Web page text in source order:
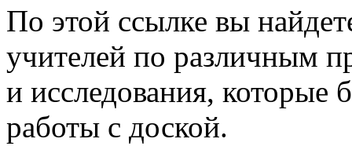
По этой ссылке вы
учителей по различным
и исследования, которые
работы с доской.